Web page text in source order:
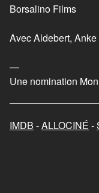
Borsalino Films
Avec Aldebert,
—
Une nomination
IMDB -ALLOCINÉ -
2023